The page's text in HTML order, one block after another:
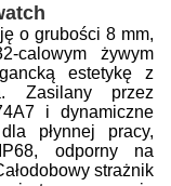
o grubości 8 mm,
calowym żywym
estetykę z
Zasilany przez
i dynamiczne
płynnej pracy,
odporny na
strażnik